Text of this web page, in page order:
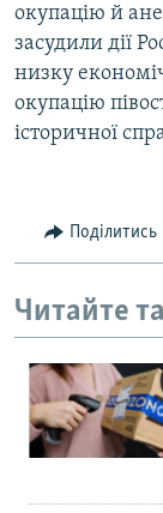
окупацію й
засудили дії
низку
окупацію
історичної
Поділитись
Читайте